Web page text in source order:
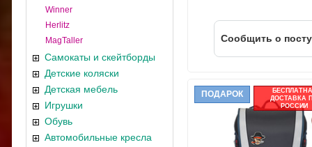
Winner
Herlitz
MagTaller
Самокаты и скейтборды
Детские коляски
Детская мебель
Игрушки
Обувь
Автомобильные кресла
Cообщить о
ПОДАРОК
ДОСТАВКА
РОССИИ